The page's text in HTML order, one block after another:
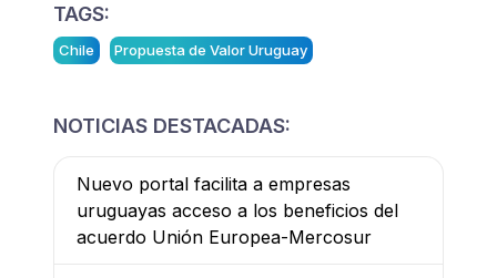
TAGS:
Chile Propuesta de Valor Uruguay
NOTICIAS DESTACADAS:
Nuevo portal facilita a empresas
uruguayas acceso a los beneficios del
acuerdo Unión Europea-Mercosur